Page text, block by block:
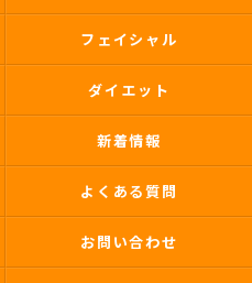
フェイシャル
ダイエット
新着情報
よくある質問
お問い合わせ